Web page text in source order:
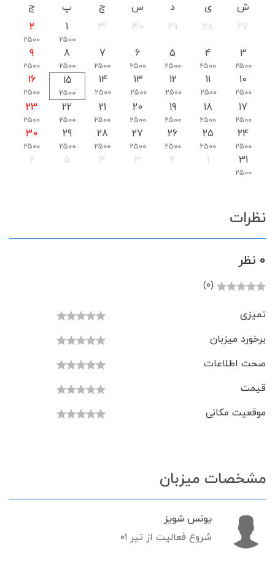
ش ی د س چ پ
ج
27
28
29
30
31
1
2500
2
2500
3
2500
4
2500
5
2500
6
2500
7
2500
8
2500
9
2500
10
2500
11
2500
12
2500
13
2500
14
2500
15
2500
16
2500
17
2500
18
2500
19
2500
20
2500
21
2500
22
2500
23
2500
24
2500
25
2500
26
2500
27
2500
28
2500
29
2500
30
2500
31
2500
1
2
3
4
5
6
نظرات
0 نظر
(0)
تمیزی
برخورد میزبان
صحت اطلاعات
قیمت
موقعیت مکانی
مشخصات میزبان
یونس شویز
شروع فعالیت از تیر ۰۱